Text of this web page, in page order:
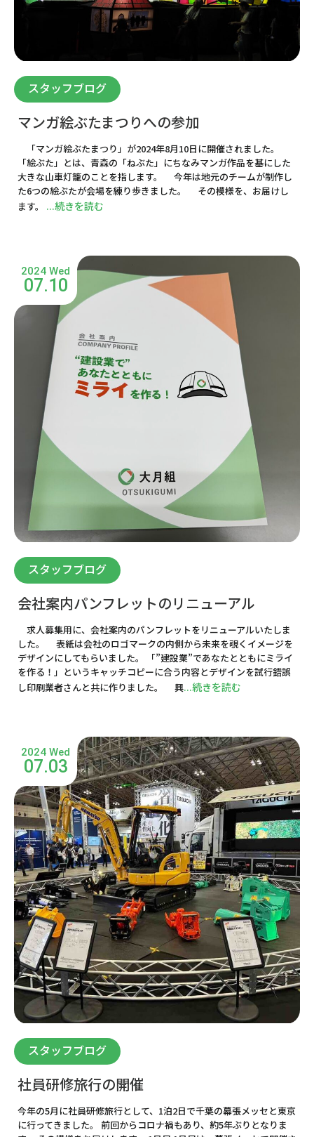
スタッフブログ
マンガ絵ぶたまつりへの参加
「マンガ絵ぶたまつり」が2024年8月10日に開催されました。
「絵ぶた」とは、青森の「ねぶた」にちなみマンガ作品を基にした
大きな山車灯籠のことを指します。 今年は地元のチームが制作し
た6つの絵ぶたが会場を練り歩きました。 その模様を、お届けし
ます。 ...続きを読む
2024 Wed
07.10
スタッフブログ
会社案内パンフレットのリニューアル
求人募集用に、会社案内のパンフレットをリニューアルいたしま
した。 表紙は会社のロゴマークの内側から未来を覗くイメージを
デザインにしてもらいました。 「”建設業”であなたとともにミライ
を作る！」というキャッチコピーに合う内容とデザインを試行錯誤
し印刷業者さんと共に作りました。 興...続きを読む
2024 Wed
07.03
スタッフブログ
社員研修旅行の開催
今年の5月に社員研修旅行として、1泊2日で千葉の幕張メッセと東京
に行ってきました。 前回からコロナ禍もあり、約5年ぶりとなりま